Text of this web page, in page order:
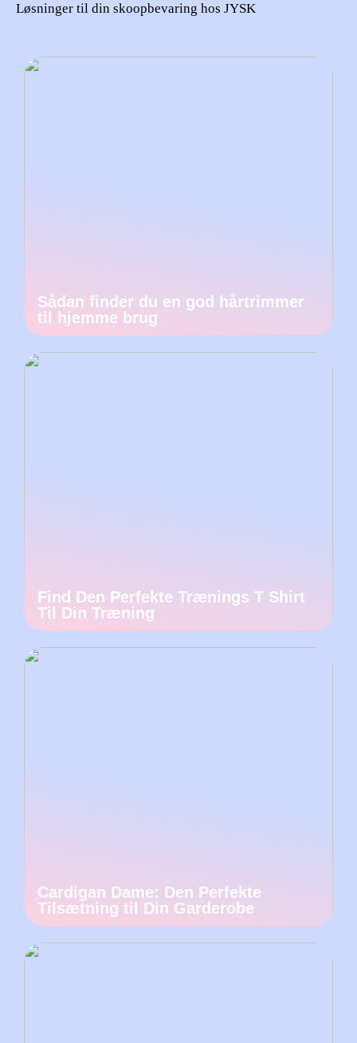
Løsninger til din skoopbevaring hos JYSK
Sådan finder du en god hårtrimmer
til hjemme brug
Find Den Perfekte Trænings T Shirt
Til Din Træning
Cardigan Dame: Den Perfekte
Tilsætning til Din Garderobe